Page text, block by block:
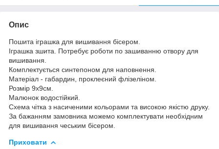
Опис
Пошита іграшка для вишивання бісером.
Іграшка зшита. Потребує роботи по зашиванню отвору для
вишивання.
Комплектується синтепоном для наповнення.
Матеріал - габардин, проклеєний флізеліном.
Розмір 9х9см.
Малюнок водостійкий.
Схема чітка з насиченими кольорами та високою якістю друку.
За бажанням замовника можемо комплектувати необхідним
для вишивання чеським бісером.
Приховати